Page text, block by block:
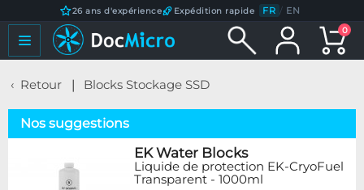
26 ans d'expérience Expédition rapide FR / EN
0
Retour Blocks Stockage SSD
Nos suggestions
EK Water Blocks
Liquide de protection EK-CryoFuel
Transparent - 1000ml